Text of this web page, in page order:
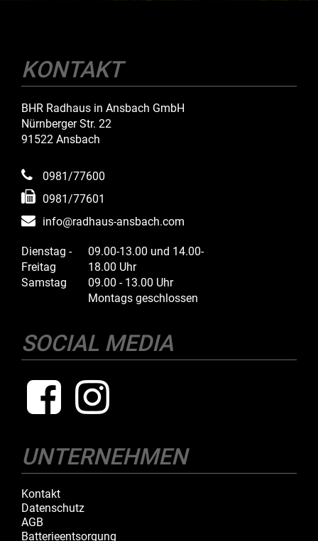
KONTAKT
BHR Radhaus in Ansbach GmbH
Nürnberger Str. 22
91522 Ansbach
0981/77600
0981/77601
info@radhaus-ansbach.com
Dienstag -
Freitag
09.00-13.00 und 14.00-
18.00 Uhr
Samstag
09.00 - 13.00 Uhr
Montags geschlossen
SOCIAL MEDIA
UNTERNEHMEN
Kontakt
Datenschutz
AGB
Batterieentsorgung